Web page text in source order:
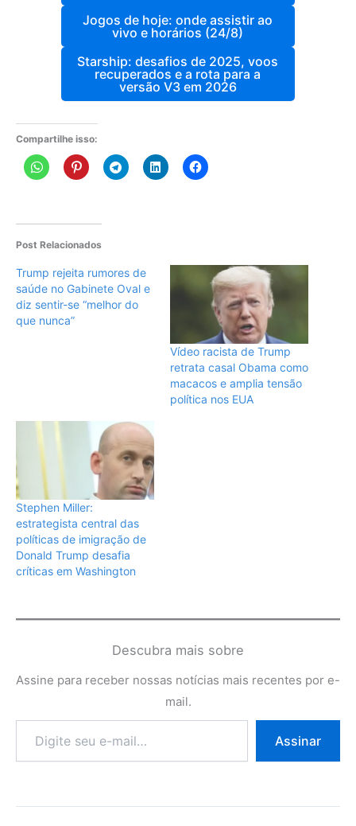
Jogos de hoje: onde assistir ao
vivo e horários (24/8)
Starship: desafios de 2025, voos
recuperados e a rota para a
versão V3 em 2026
Compartilhe isso:
Post Relacionados
Trump rejeita rumores de
saúde no Gabinete Oval e
diz sentir-se “melhor do
que nunca”
Vídeo racista de Trump
retrata casal Obama como
macacos e amplia tensão
política nos EUA
Stephen Miller:
estrategista central das
políticas de imigração de
Donald Trump desafia
críticas em Washington
Descubra mais sobre
Assine para receber nossas notícias mais recentes por e-
mail.
e-
Assinar